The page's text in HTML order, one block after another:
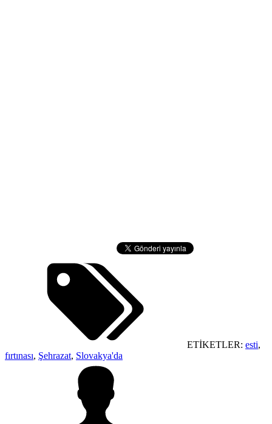
ETİKETLER: esti,
fırtınası, Şehrazat, Slovakya'da